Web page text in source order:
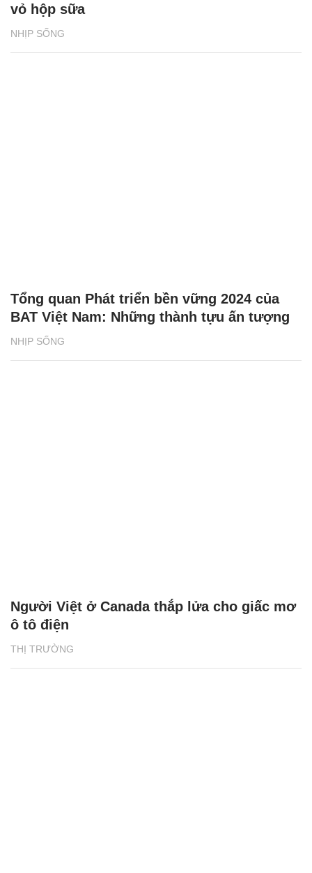
NHỊP SỐNG
vỏ hộp sữa
NHỊP SỐNG
Tổng quan Phát triển bền vững 2024 của
BAT Việt Nam: Những thành tựu ấn tượng
THỊ TRƯỜNG
Người Việt ở Canada thắp lửa cho giấc mơ
ô tô điện